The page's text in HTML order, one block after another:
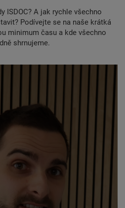
ISDOC? A jak rychle všechno
Podívejte se na naše krátká
minimum času a kde všechno
shrnujeme.